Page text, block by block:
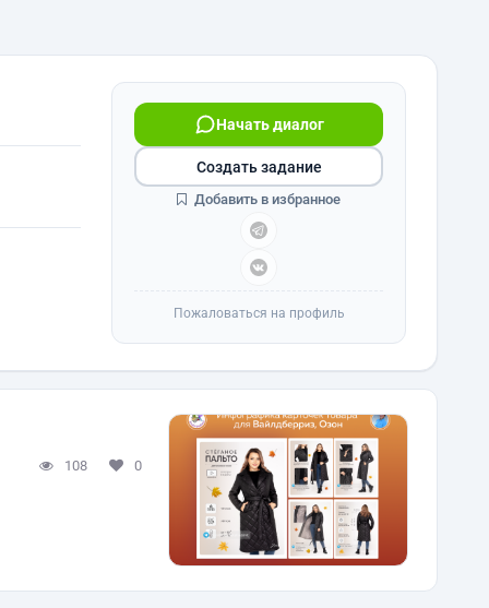
Начать диалог
Создать задание
Добавить в избранное
Пожаловаться на профиль
108 0